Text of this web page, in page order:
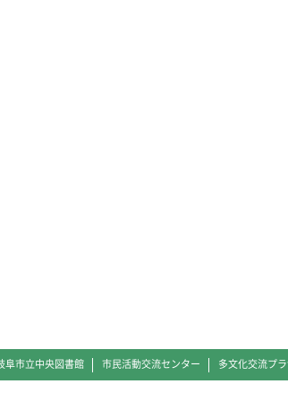
阜市立中央図書館 市民活動交流センター 多文化交流プ